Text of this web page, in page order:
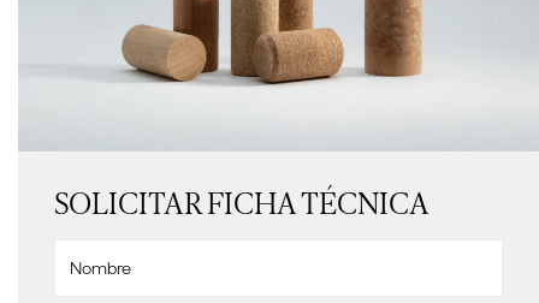
SOLICITAR FICHA TÉCNICA